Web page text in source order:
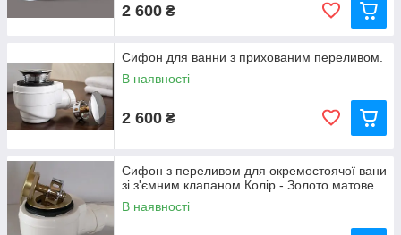
2 600 ₴
Сифон для ванни з прихованим переливом.
В наявності
2 600 ₴
Сифон з переливом для окремостоячої вани
зі з'ємним клапаном Колір - Золото матове
В наявності